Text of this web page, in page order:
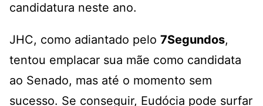
candidatura neste ano.
JHC, como adiantado pelo 7Segundos,
tentou emplacar sua mãe como candidata
ao Senado, mas até o momento sem
sucesso. Se conseguir, Eudócia pode surfar